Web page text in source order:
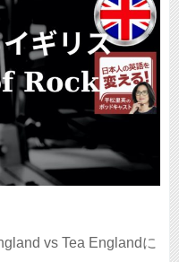
vs Tea Englandに